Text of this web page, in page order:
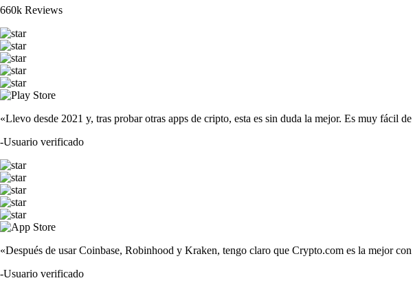
660k Reviews
«Llevo desde 2021 y, tras probar otras apps de cripto, esta es sin duda la mejor. Es muy fácil
-Usuario verificado
«Después de usar Coinbase, Robinhood y Kraken, tengo claro que Crypto.com es la mejor
-Usuario verificado